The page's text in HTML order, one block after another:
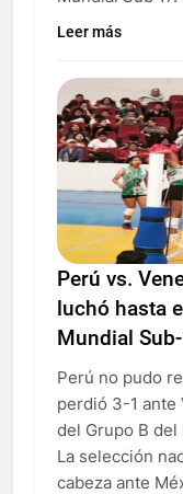
Leer más
Perú vs.
luchó hasta
Mundial
Perú no pudo
perdió 3-1 ante
del Grupo B del
La selección
cabeza ante